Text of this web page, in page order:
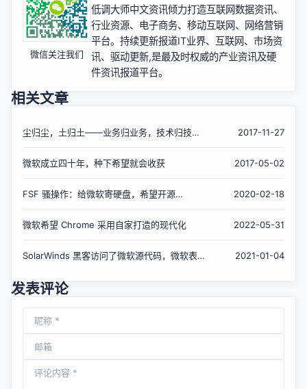
微信关注我们
低调大师中文资讯倾力打造互联网数据资讯、
行业资源、电子商务、移动互联网、网络营销
平台。持续更新报道IT业界、互联网、市场资
讯、驱动更新,是最及时权威的产业资讯及硬
件资讯报道平台。
相关文章
尘归尘，土归土——业务归业务，技术归技
2017-11-27
微软成立四十年，种下希望就会收获 2017-05-02
FSF 骚操作：给微软寄硬盘，希望开源
2020-02-18
微软希望 Chrome 采用自家打造的现代化 2022-05-31
SolarWinds 黑客访问了微软源代码，微软表
2021-01-04
发表评论